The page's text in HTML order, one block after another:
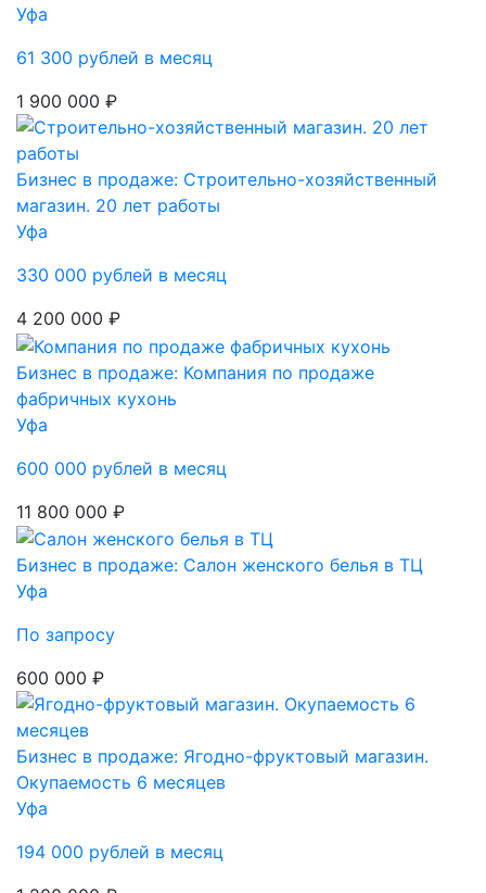
Уфа
61 300 рублей в месяц
1 900 000 ₽
Бизнес в продаже: Строительно-хозяйственный
магазин. 20 лет работы
Уфа
330 000 рублей в месяц
4 200 000 ₽
Бизнес в продаже: Компания по продаже
фабричных кухонь
Уфа
600 000 рублей в месяц
11 800 000 ₽
Бизнес в продаже: Салон женского белья в ТЦ
Уфа
По запросу
600 000 ₽
Бизнес в продаже: Ягодно-фруктовый магазин.
Окупаемость 6 месяцев
Уфа
194 000 рублей в месяц